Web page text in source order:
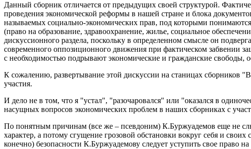
Данный сборник отличается от предыдущих своей структурой.
проведения экономической реформы в нашей стране и блока
называемых социально-экономических прав, под которыми
(право на образование, здравоохранение, жилье, социальное
дискуссионного раздела, поскольку в определенном смысле он
современного оппозиционного движения при фактическом забвении
с необходимостью подрывают экономические и гражданские свободы,
К сожалению, развертывание этой дискуссии на станицах сборников
участия.
И дело не в том, что я "устал", "разочаровался" или "оказался в
насущных вопросов экономических проблем в наших сборниках с
По понятным причинам (все же – псевдоним) К.Буржуадемов еще не
характер, а потому сгущение грозовой обстановки вокруг себя и
конечно) безопасности К.Буржуадемову следует уступить свое